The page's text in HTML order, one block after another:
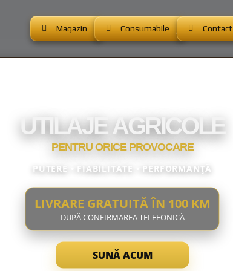
Magazin Consumabile Contact
UTILAJE AGRICOLE
PENTRU ORICE PROVOCARE
PUTERE • FIABILITATE • PERFORMANȚĂ
LIVRARE GRATUITĂ ÎN 100 KM
DUPĂ CONFIRMAREA TELEFONICĂ
SUNĂ ACUM